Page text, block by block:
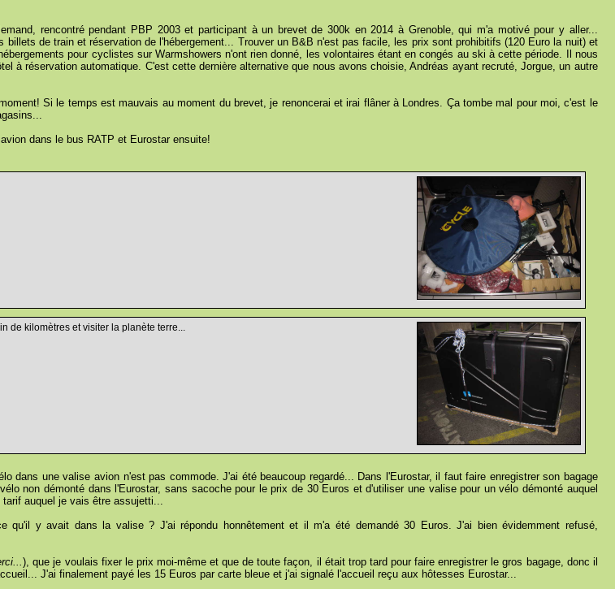
rencontré pendant PBP 2003 et participant à un brevet de 300k en 2014 à Grenoble, qui m'a motivé pour y aller...
billets de train et réservation de l'hébergement... Trouver un B&B n'est pas facile, les prix sont prohibitifs (120 Euro la nuit) et
pour cyclistes sur Warmshowers n'ont rien donné, les volontaires étant en congés au ski à cette période. Il nous
à réservation automatique. C'est cette dernière alternative que nous avons choisie, Andréas ayant recruté, Jorgue, un autre
Si le temps est mauvais au moment du brevet, je renoncerai et irai flâner à Londres. Ça tombe mal pour moi, c'est le
dans le bus RATP et Eurostar ensuite!
de kilomètres et visiter la planète terre...
dans une valise avion n'est pas commode. J'ai été beaucoup regardé... Dans l'Eurostar, il faut faire enregistrer son bagage
non démonté dans l'Eurostar, sans sacoche pour le prix de 30 Euros et d'utiliser une valise pour un vélo démonté auquel
auquel je vais être assujetti...
qu'il y avait dans la valise ? J'ai répondu honnêtement et il m'a été demandé 30 Euros. J'ai bien évidemment refusé,
), que je voulais fixer le prix moi-même et que de toute façon, il était trop tard pour faire enregistrer le gros bagage, donc il
J'ai finalement payé les 15 Euros par carte bleue et j'ai signalé l'accueil reçu aux hôtesses Eurostar...